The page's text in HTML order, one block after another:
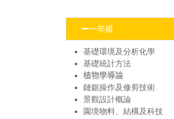
一年級
基礎環境及分析化學
基礎統計方法
植物學導論
鏈鋸操作及修剪技術
景觀設計概論
園境物料、結構及科技